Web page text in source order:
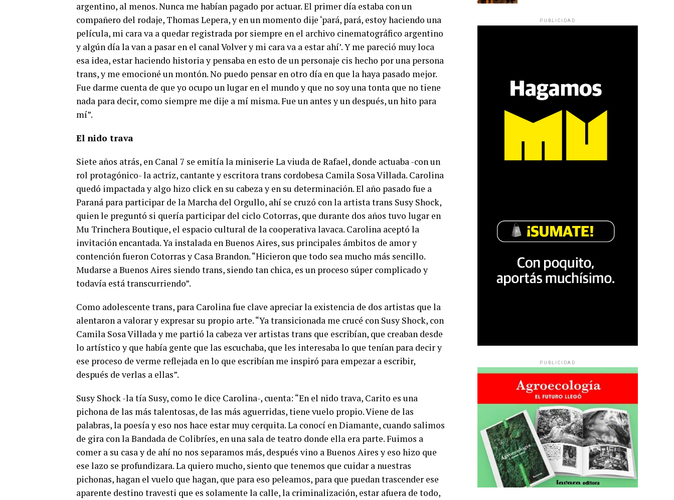
argentino, al menos. Nunca me habían pagado por actuar. El primer día estaba con un
compañero del rodaje, Thomas Lepera, y en un momento dije ‘pará, pará, estoy haciendo una
película, mi cara va a quedar registrada por siempre en el archivo cinematográfico argentino
y algún día la van a pasar en el canal Volver y mi cara va a estar ahí’. Y me pareció muy loca
esa idea, estar haciendo historia y pensaba en esto de un personaje cis hecho por una persona
trans, y me emocioné un montón. No puedo pensar en otro día en que la haya pasado mejor.
Fue darme cuenta de que yo ocupo un lugar en el mundo y que no soy una tonta que no tiene
nada para decir, como siempre me dije a mí misma. Fue un antes y un después, un hito para
mí”.
El nido trava
Siete años atrás, en Canal 7 se emitía la miniserie La viuda de Rafael, donde actuaba -con un
rol protagónico- la actriz, cantante y escritora trans cordobesa Camila Sosa Villada. Carolina
quedó impactada y algo hizo click en su cabeza y en su determinación. El año pasado fue a
Paraná para participar de la Marcha del Orgullo, ahí se cruzó con la artista trans Susy Shock,
quien le preguntó si quería participar del ciclo Cotorras, que durante dos años tuvo lugar en
Mu Trinchera Boutique, el espacio cultural de la cooperativa lavaca. Carolina aceptó la
invitación encantada. Ya instalada en Buenos Aires, sus principales ámbitos de amor y
contención fueron Cotorras y Casa Brandon. “Hicieron que todo sea mucho más sencillo.
Mudarse a Buenos Aires siendo trans, siendo tan chica, es un proceso súper complicado y
todavía está transcurriendo”.
Como adolescente trans, para Carolina fue clave apreciar la existencia de dos artistas que la
alentaron a valorar y expresar su propio arte. “Ya transicionada me crucé con Susy Shock, con
Camila Sosa Villada y me partió la cabeza ver artistas trans que escribían, que creaban desde
lo artístico y que había gente que las escuchaba, que les interesaba lo que tenían para decir y
ese proceso de verme reflejada en lo que escribían me inspiró para empezar a escribir,
después de verlas a ellas”.
Susy Shock -la tía Susy, como le dice Carolina-, cuenta: “En el nido trava, Carito es una
pichona de las más talentosas, de las más aguerridas, tiene vuelo propio. Viene de las
palabras, la poesía y eso nos hace estar muy cerquita. La conocí en Diamante, cuando salimos
de gira con la Bandada de Colibríes, en una sala de teatro donde ella era parte. Fuimos a
comer a su casa y de ahí no nos separamos más, después vino a Buenos Aires y eso hizo que
ese lazo se profundizara. La quiero mucho, siento que tenemos que cuidar a nuestras
pichonas, hagan el vuelo que hagan, que para eso peleamos, para que puedan trascender ese
aparente destino travesti que es solamente la calle, la criminalización, estar afuera de todo,
PUBLICIDAD
PUBLICIDAD